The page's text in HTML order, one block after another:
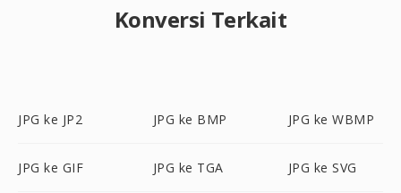
Konversi Terkait
JPG ke JP2 JPG ke BMP JPG ke WBMP
JPG ke GIF JPG ke TGA JPG ke SVG